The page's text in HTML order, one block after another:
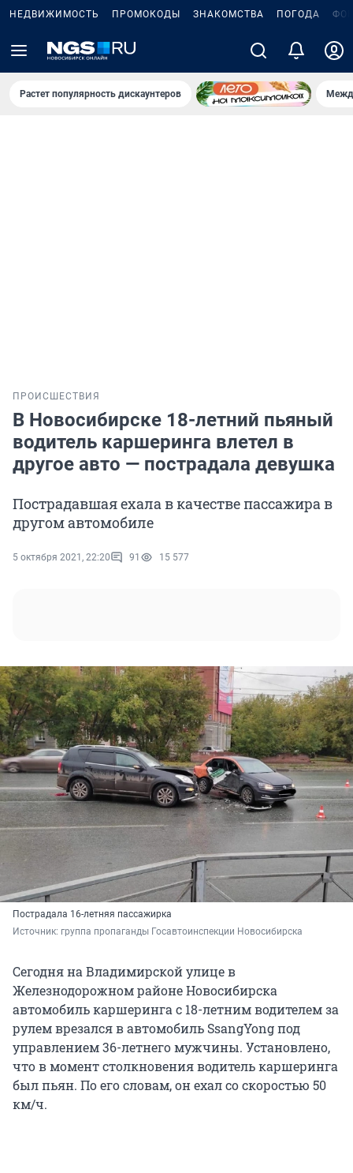
НЕДВИЖИМОСТЬ ПРОМОКОДЫ ЗНАКОМСТВА ПОГОДА
Растет популярность дискаунтеров
ПРОИСШЕСТВИЯ
В Новосибирске 18-летний пьяный
водитель каршеринга влетел в
другое авто — пострадала девушка
Пострадавшая ехала в качестве пассажира в
другом автомобиле
5 октября 2021, 22:20 91 15 577
Пострадала 16-летняя пассажирка
Источник: группа пропаганды Госавтоинспекции Новосибирска
Сегодня на Владимирской улице в
Железнодорожном районе Новосибирска
автомобиль каршеринга с 18-летним водителем за
рулем врезался в автомобиль SsangYong под
управлением 36-летнего мужчины. Установлено,
что в момент столкновения водитель каршеринга
был пьян. По его словам, он ехал со скоростью 50
км/ч.